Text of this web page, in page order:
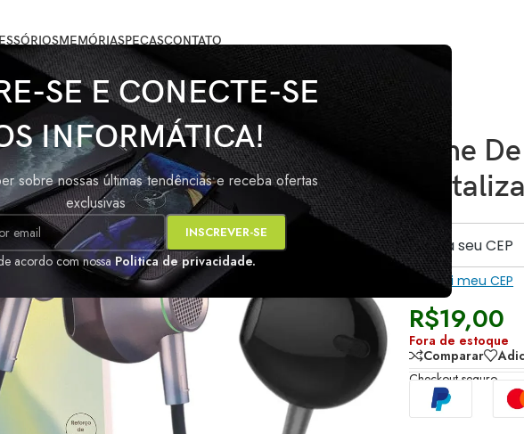
SE E CONECTE-SE
INFORMÁTICA!
sobre nossas últimas tendências e receba ofertas
exclusivas
acordo com nossaPolitica de privacidade.
MEMÓRIASPEÇASCONTATO
Metalizados Shinka SH-FO-54
Fone
Não sei meu CEP
R$19,00
Fora de estoque
Comparar
Checkout seguro